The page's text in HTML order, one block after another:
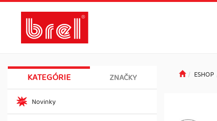
KATEGÓRIE ZNAČKY
Novinky
ESHOP